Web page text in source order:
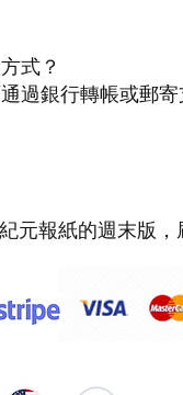
式？
過銀行轉帳或郵
元報紙的週末版